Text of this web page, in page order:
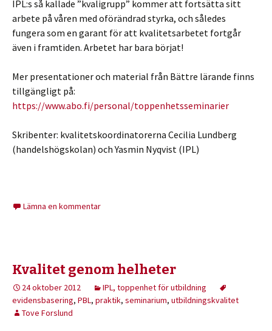
IPL:s så kallade ”kvaligrupp” kommer att fortsätta sitt
arbete på våren med oförändrad styrka, och således
fungera som en garant för att kvalitetsarbetet fortgår
även i framtiden. Arbetet har bara börjat!
Mer presentationer och material från Bättre lärande finns
tillgängligt på:
https://www.abo.fi/personal/toppenhetsseminarier
Skribenter: kvalitetskoordinatorerna Cecilia Lundberg
(handelshögskolan) och Yasmin Nyqvist (IPL)
Lämna en kommentar
Kvalitet genom helheter
24 oktober 2012
IPL, toppenhet för utbildning
evidensbasering, PBL, praktik, seminarium, utbildningskvalitet
Tove Forslund